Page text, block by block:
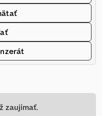
zaujímať.